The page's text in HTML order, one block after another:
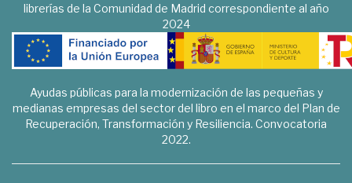
librerías de la Comunidad de Madrid correspondiente al año
2024
Ayudas públicas para la modernización de las pequeñas y
medianas empresas del sector del libro en el marco del Plan de
Recuperación, Transformación y Resiliencia. Convocatoria
2022.